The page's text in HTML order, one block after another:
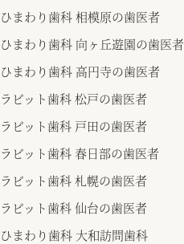
ひまわり歯科 相模原の歯医者
ひまわり歯科 向ヶ丘遊園の歯医者
ひまわり歯科 高円寺の歯医者
ラビット歯科 松戸の歯医者
ラビット歯科 戸田の歯医者
ラビット歯科 春日部の歯医者
ラビット歯科 札幌の歯医者
ラビット歯科 仙台の歯医者
ひまわり歯科 大和訪問歯科